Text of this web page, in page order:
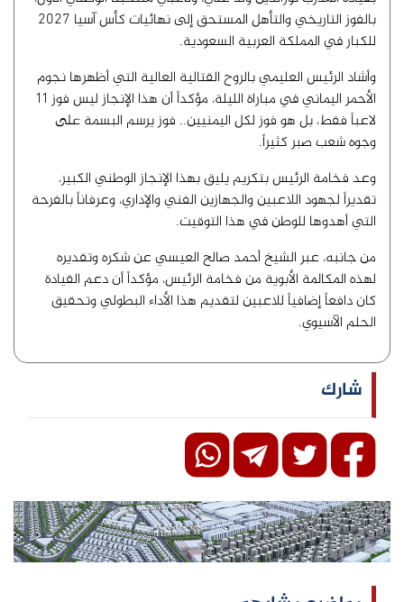
بالفوز التاريخي والتأهل المستحق إلى نهائيات كأس آسيا 2027
للكبار في المملكة العربية السعودية.
وأشاد الرئيس العليمي بالروح القتالية العالية التي أظهرها نجوم
الأحمر اليماني في مباراة الليلة، مؤكداً أن هذا الإنجاز ليس فوز 11
لاعباً فقط، بل هو فوز لكل اليمنيين.. فوز يرسم البسمة على
وجوه شعب صبر كثيراً.
وعد فخامة الرئيس بتكريم يليق بهذا الإنجاز الوطني الكبير،
تقديراً لجهود اللاعبين والجهازين الفني والإداري، وعرفاناً بالفرحة
التي أهدوها للوطن في هذا التوقيت.
من جانبه، عبر الشيخ أحمد صالح العيسي عن شكره وتقديره
لهذه المكالمة الأبوية من فخامة الرئيس، مؤكداً أن دعم القيادة
كان دافعاً إضافياً للاعبين لتقديم هذا الأداء البطولي وتحقيق
الحلم الآسيوي.
شارك